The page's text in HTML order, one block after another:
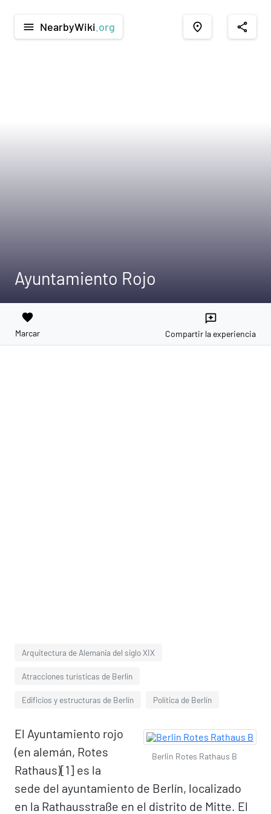
menu NearbyWiki .org place share
Ayuntamiento Rojo
favorite
Marcar
reviews
Compartir la experiencia
Arquitectura de Alemania del siglo XIX
Atracciones turísticas de Berlín
Edificios y estructuras de Berlín Política de Berlín
Berlin Rotes Rathaus B
El Ayuntamiento rojo
(en alemán, Rotes
Rathaus)[1]​ es la
sede del ayuntamiento de Berlín, localizado
en la Rathausstraße en el distrito de Mitte. El